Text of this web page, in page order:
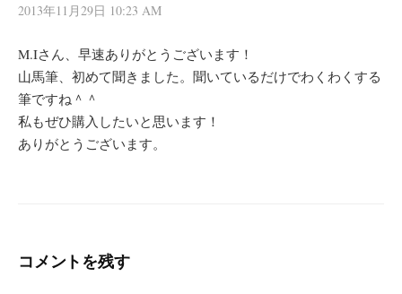
2013年11月29日 10:23 AM
M.Iさん、早速ありがとうございます！
山馬筆、初めて聞きました。聞いているだけでわくわくする
筆ですね＾＾
私もぜひ購入したいと思います！
ありがとうございます。
コメントを残す